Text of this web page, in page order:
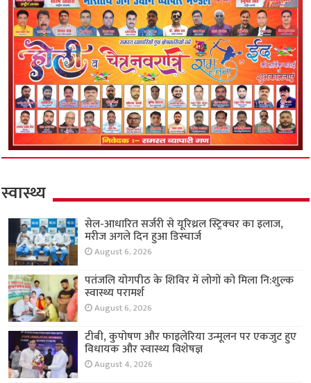
स्वास्थ्य
सेल-आधारित सर्जरी से यूरिथ्रल स्ट्रिक्चर का इलाज,
मरीज अगले दिन हुआ डिस्चार्ज
August 6, 2026
पतंजलि योगपीठ के शिविर में लोगों को मिला नि:शुल्क
स्वास्थ्य परामर्श
August 6, 2026
टीबी, कुपोषण और फाइलेरिया उन्मूलन पर एकजुट हुए
विधायक और स्वास्थ्य विशेषज्ञ
August 4, 2026